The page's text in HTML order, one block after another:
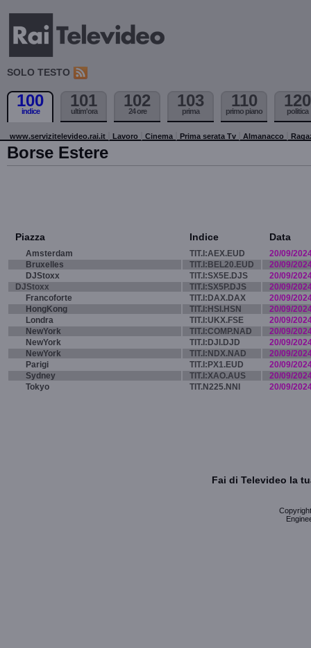
SOLO TESTO
100
indice
101
ultim'ora
102
24 ore
103
prima
110
primo piano
120
politica
www.servizitelevideo.rai.it Lavoro Cinema Prima serata Tv Almanacco
Borse Estere
Piazza Indice Data
Amsterdam TIT.I:AEX.EUD
20/09/
Bruxelles
TIT.I:BEL20.EUD
20/09/
DJStoxx
TIT.I:SX5E.DJS
20/09/
DJStoxx
TIT.I:SX5P.DJS
20/09/
Francoforte
TIT.I:DAX.DAX
20/09/
HongKong
TIT.I:HSI.HSN
20/09/
Londra
TIT.I:UKX.FSE
20/09/
NewYork
TIT.I:COMP.NAD
20/09/
NewYork
TIT.I:DJI.DJD
20/09/
NewYork
TIT.I:NDX.NAD
20/09/
Parigi
TIT.I:PX1.EUD
20/09/
Sydney
TIT.I:XAO.AUS
20/09/
Tokyo
TIT.N225.NNI 20/09/
Fai di Televideo la